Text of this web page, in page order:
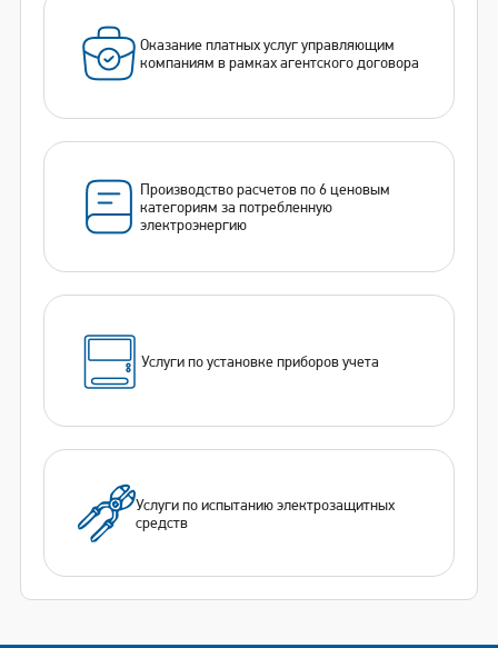
Оказание платных услуг управляющим
компаниям в рамках агентского договора
Производство расчетов по 6 ценовым
категориям за потребленную
электроэнергию
Услуги по установке приборов учета
Услуги по испытанию электрозащитных
средств